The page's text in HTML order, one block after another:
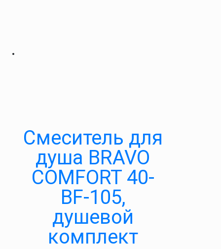
Cмеситель для
душа BRAVO
COMFORT 40-
BF-105,
душевой
комплект